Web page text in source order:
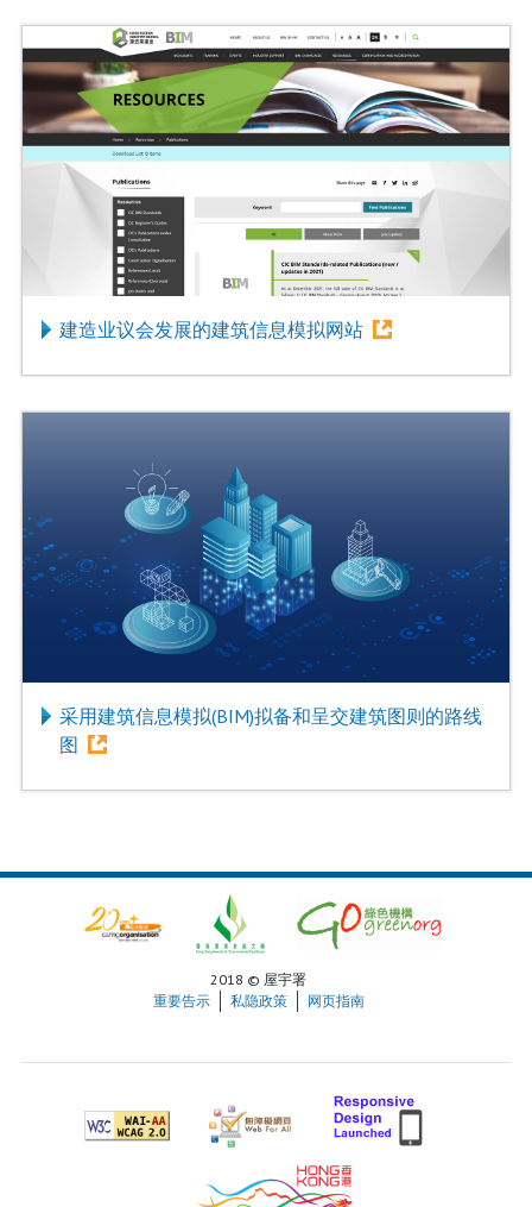
建造业议会发展的建筑信息模拟网站
采用建筑信息模拟(BIM)拟备和呈交建筑图则的路线
图
2018 © 屋宇署
重要告示
私隐政策 网页指南